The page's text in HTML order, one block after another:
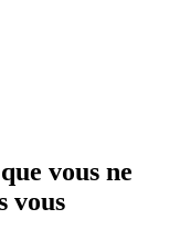
vous ne
vous